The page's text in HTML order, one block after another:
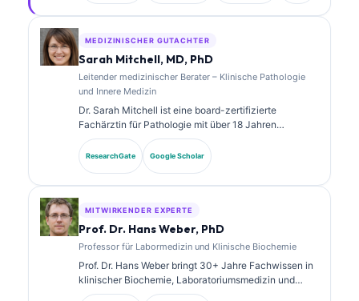
umfangreich zu der Interpretation von Biomarkern
und zu Labor- diagnostik in Themen der
MEDIZINISCHER GUTACHTER
Sarah Mitchell, MD, PhD
Leitender medizinischer Berater – Klinische Pathologie
und Innere Medizin
Dr. Sarah Mitchell ist eine board-zertifizierte
Fachärztin für Pathologie mit über 18 Jahren
Erfahrung in der Laboratoriumsmedizin und in der
diagnostischen Analyse. Sie verfügt über
Spezialzertifizierungen in klinischer Chemie und hat
ResearchGate Google Scholar
MITWIRKENDER EXPERTE
Prof. Dr. Hans Weber, PhD
Professor für Labormedizin und Klinische Biochemie
Prof. Dr. Hans Weber bringt 30+ Jahre Fachwissen in
klinischer Biochemie, Laboratoriumsmedizin und
Biomarkerforschung mit. Als ehemaliger Präsident der